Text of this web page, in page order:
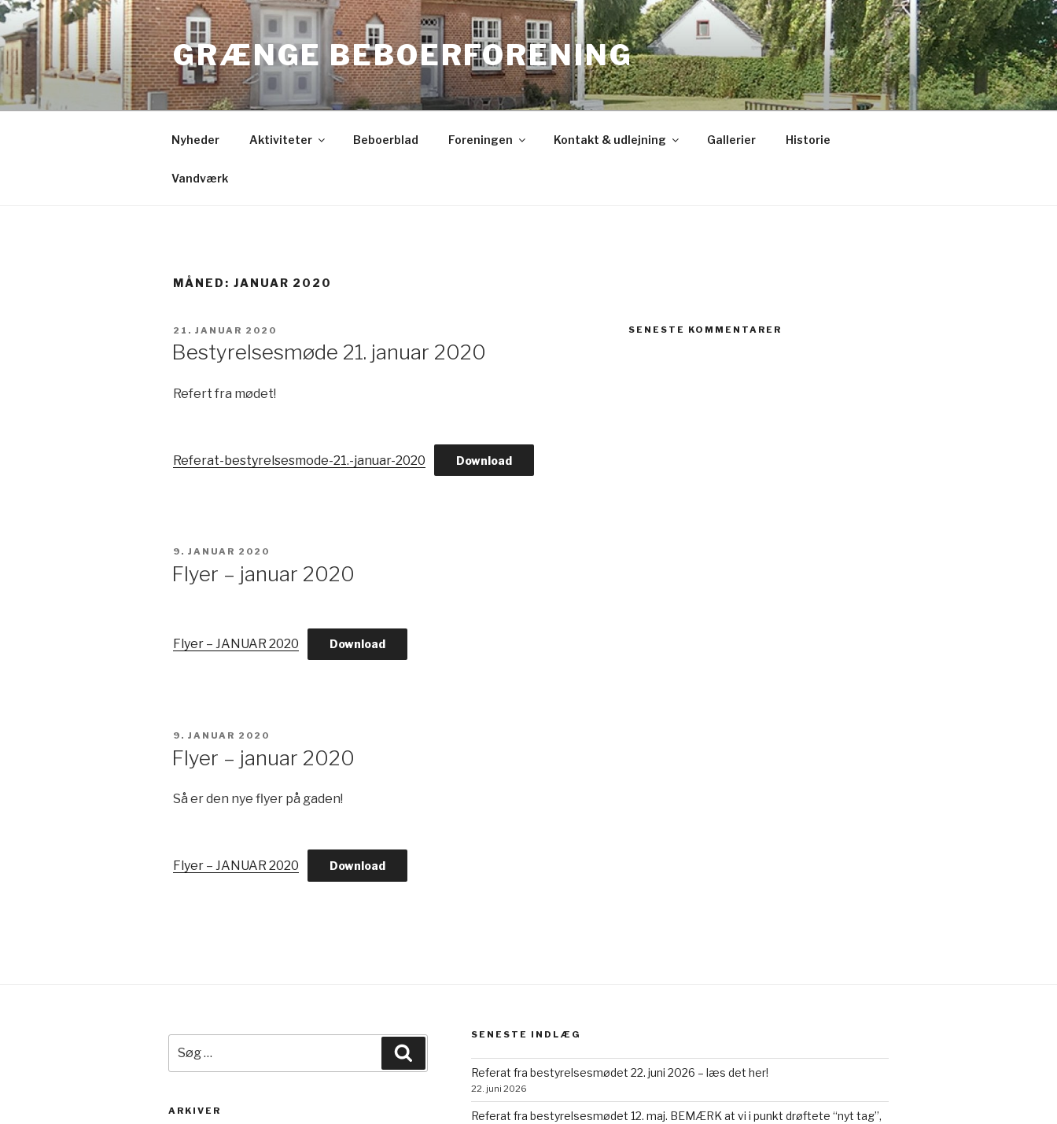
Videre
til
indhold
GRÆNGE BEBOERFORENING
Nyheder Aktiviteter Beboerblad Foreningen Kontakt & udlejning Gallerier Historie
Vandværk
MÅNED: JANUAR 2020
UDGIVET
21. JANUAR 2020
Bestyrelsesmøde 21. januar 2020
Refert fra mødet!
Referat-bestyrelsesmode-21.-januar-2020 Download
UDGIVET
9. JANUAR 2020
Flyer – januar 2020
Flyer – JANUAR 2020 Download
UDGIVET
9. JANUAR 2020
Flyer – januar 2020
Så er den nye flyer på gaden!
Flyer – JANUAR 2020 Download
SENESTE KOMMENTARER
efter:
ARKIVER
SENESTE INDLÆG
Referat fra bestyrelsesmødet 22. juni 2026 – læs det her!
22. juni 2026
Referat fra bestyrelsesmødet 12. maj. BEMÆRK at vi i punkt drøftete “nyt tag”,